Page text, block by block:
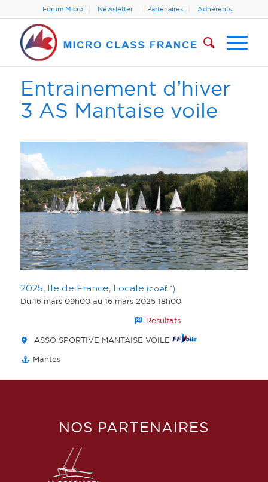
Forum Micro Newsletter Partenaires Adhérents
Entrainement d’hiver
3 AS Mantaise voile
2025, Ile de France, Locale (coef. 1)
Du 16 mars 09h00 au 16 mars 2025 18h00
Résultats
ASSO SPORTIVE MANTAISE VOILE
Mantes
NOS PARTENAIRES